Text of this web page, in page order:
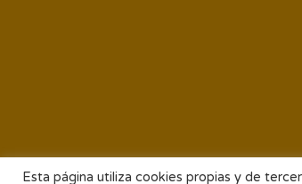
Esta página utiliza cookies propias y de